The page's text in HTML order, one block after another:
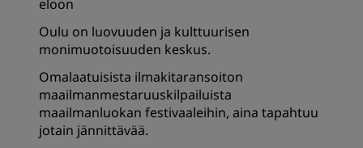
eloon
Oulu on luovuuden ja kulttuurisen
monimuotoisuuden keskus.
Omalaatuisista ilmakitaransoiton
maailmanmestaruuskilpailuista
maailmanluokan festivaaleihin, aina tapahtuu
jotain jännittävää.